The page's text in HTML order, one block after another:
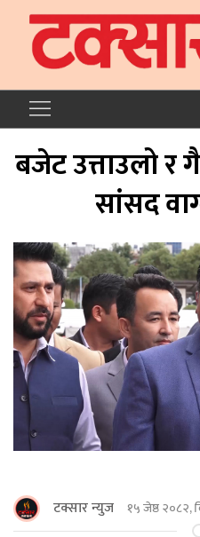
बजेट उत्ताउलो र
सांसद
टक्सार न्युज १५ जेष्ठ २०८२,